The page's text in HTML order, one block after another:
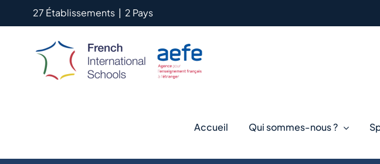
27 Établissements | 2 Pays
Accueil Qui sommes-nous ?